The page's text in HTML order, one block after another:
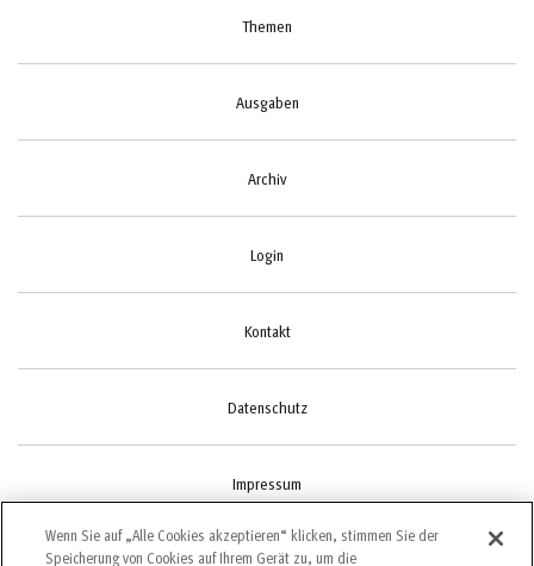
Themen
Ausgaben
Archiv
Login
Kontakt
Datenschutz
Impressum
Cookie-Einstellungen
Wenn Sie auf „Alle Cookies akzeptieren“ klicken, stimmen Sie der
Speicherung von Cookies auf Ihrem Gerät zu, um die